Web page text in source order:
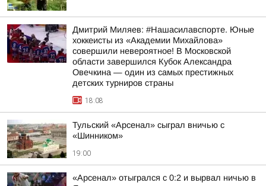
Дмитрий Миляев: #Нашасилавспорте. Юные
хоккеисты из «Академии Михайлова»
совершили невероятное! В Московской
области завершился Кубок Александра
Овечкина — один из самых престижных
детских турниров страны
18:08
Тульский «Арсенал» сыграл вничью с
«Шинником»
19:00
«Арсенал» отыгрался с 0:2 и вырвал ничью в